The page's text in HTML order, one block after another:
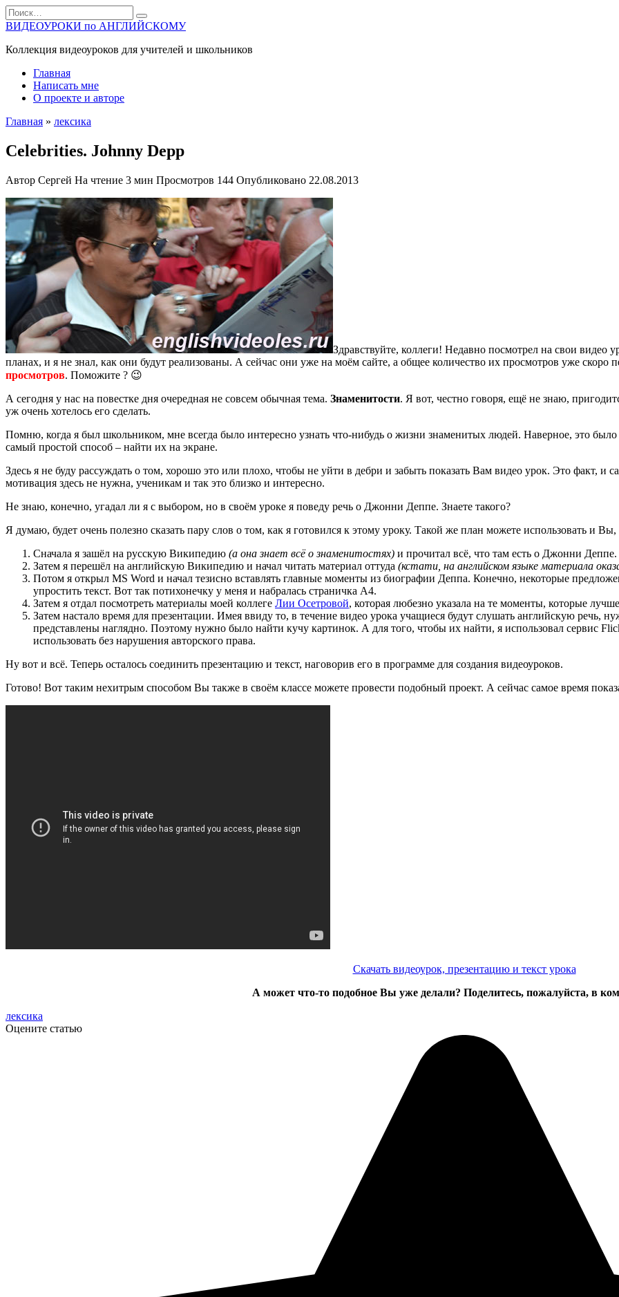
Перейти
к
содержанию
Search
for:
ВИДЕОУРОКИ по АНГЛИЙСКОМУ
Коллекция видеоуроков для учителей и школьников
Главная
Написать мне
О проекте и авторе
Главная » лексика
Celebrities. Johnny Depp
Автор Сергей На чтение 3 мин Просмотров 144 Опубликовано 22.08.2013
Здравствуйте, коллеги! Недавно посмотрел на свои видео
планах, и я не знал, как они будут реализованы. А сейчас они уже на моём сайте, а общее количество их просмотров уже скоро
просмотров. Поможите ? 😉
А сегодня у нас на повестке дня очередная не совсем обычная тема. Знаменитости. Я вот, честно говоря, ещё не знаю,
уж очень хотелось его сделать.
Помню, когда я был школьником, мне всегда было интересно узнать что-нибудь о жизни знаменитых людей. Наверное, это
самый простой способ – найти их на экране.
Здесь я не буду рассуждать о том, хорошо это или плохо, чтобы не уйти в дебри и забыть показать Вам видео урок. Это факт, и
мотивация здесь не нужна, ученикам и так это близко и интересно.
Не знаю, конечно, угадал ли я с выбором, но в своём уроке я поведу речь о Джонни Деппе. Знаете такого?
Я думаю, будет очень полезно сказать пару слов о том, как я готовился к этому уроку. Такой же план можете использовать и Вы,
Сначала я зашёл на русскую Википедию (а она знает всё о знаменитостях) и прочитал всё, что там есть о Джонни Деппе.
Затем я перешёл на английскую Википедию и начал читать материал оттуда (кстати, на английском языке материала
Потом я открыл MS Word и начал тезисно вставлять главные моменты из биографии Деппа. Конечно, некоторые
упростить текст. Вот так потихонечку у меня и набралась страничка А4.
Затем я отдал посмотреть материалы моей коллеге Лии Осетровой, которая любезно указала на те моменты, которые
Затем настало время для презентации. Имея ввиду то, в течение видео урока учащиеся будут слушать английскую
представлены наглядно. Поэтому нужно было найти кучу картинок. А для того, чтобы их найти, я использовал сервис
использовать без нарушения авторского права.
Ну вот и всё. Теперь осталось соединить презентацию и текст, наговорив его в программе для создания видеоуроков.
Готово! Вот таким нехитрым способом Вы также в своём классе можете провести подобный проект. А сейчас самое время
Скачать видеоурок, презентацию и текст урока
А может что-то подобное Вы уже делали? Поделитесь, пожалуйста, в
лексика
Оцените статью